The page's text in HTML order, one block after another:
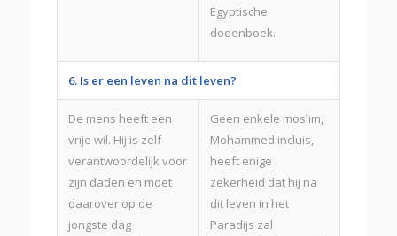
Egyptische
dodenboek.
6. Is er een leven na dit leven?
De mens heeft een
vrije wil. Hij is zelf
verantwoordelijk voor
zijn daden en moet
daarover op de
jongste dag
Geen enkele moslim,
Mohammed incluis,
heeft enige
zekerheid dat hij na
dit leven in het
Paradijs zal